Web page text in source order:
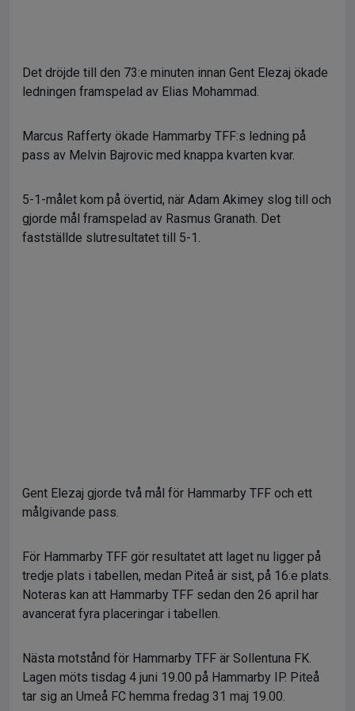
Det dröjde till den 73:e minuten innan Gent Elezaj ökade
ledningen framspelad av Elias Mohammad.
Marcus Rafferty ökade Hammarby TFF:s ledning på
pass av Melvin Bajrovic med knappa kvarten kvar.
5-1-målet kom på övertid, när Adam Akimey slog till och
gjorde mål framspelad av Rasmus Granath. Det
fastställde slutresultatet till 5-1.
Gent Elezaj gjorde två mål för Hammarby TFF och ett
målgivande pass.
För Hammarby TFF gör resultatet att laget nu ligger på
tredje plats i tabellen, medan Piteå är sist, på 16:e plats.
Noteras kan att Hammarby TFF sedan den 26 april har
avancerat fyra placeringar i tabellen.
Nästa motstånd för Hammarby TFF är Sollentuna FK.
Lagen möts tisdag 4 juni 19.00 på Hammarby IP. Piteå
tar sig an Umeå FC hemma fredag 31 maj 19.00.